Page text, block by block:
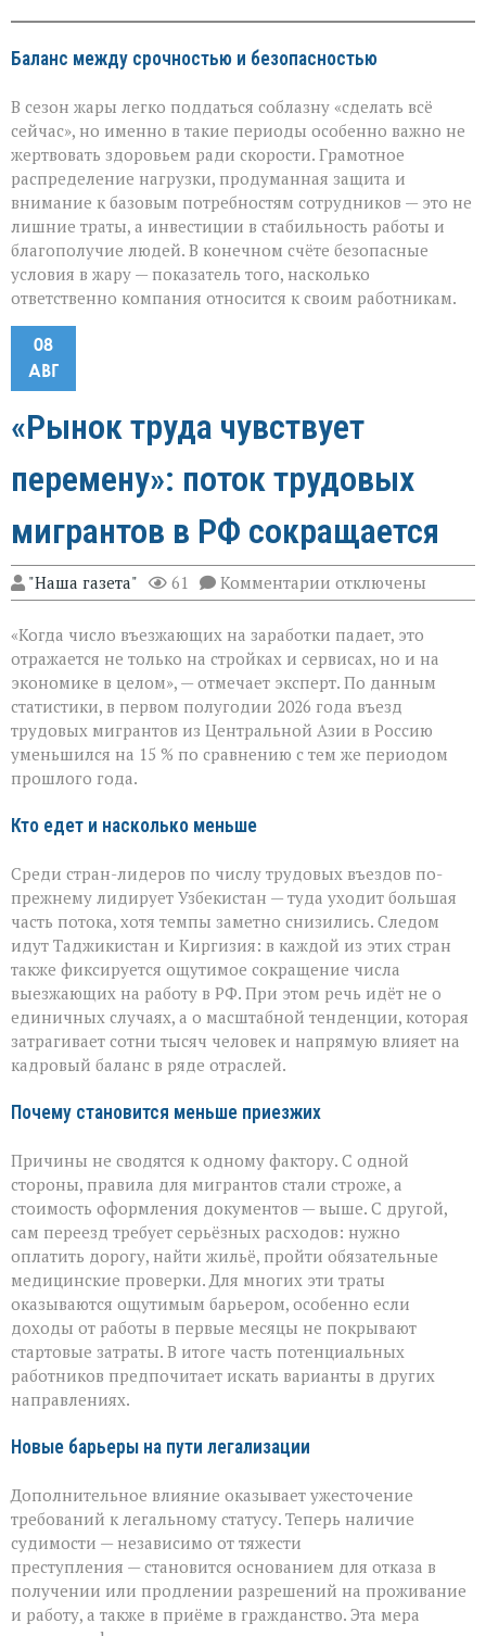
Баланс между срочностью и безопасностью
В сезон жары легко поддаться соблазну «сделать всё
сейчас», но именно в такие периоды особенно важно не
жертвовать здоровьем ради скорости. Грамотное
распределение нагрузки, продуманная защита и
внимание к базовым потребностям сотрудников — это не
лишние траты, а инвестиции в стабильность работы и
благополучие людей. В конечном счёте безопасные
условия в жару — показатель того, насколько
ответственно компания относится к своим работникам.
08
АВГ
«Рынок труда чувствует
перемену»: поток трудовых
мигрантов в РФ сокращается
"Наша газета" 61 Комментарии к
записи
труда
чувствует
перемену»:
поток
трудовых
мигрантов
в
РФ
отключены
«Когда число въезжающих на заработки падает, это
отражается не только на стройках и сервисах, но и на
экономике в целом», — отмечает эксперт. По данным
статистики, в первом полугодии 2026 года въезд
трудовых мигрантов из Центральной Азии в Россию
уменьшился на 15 % по сравнению с тем же периодом
прошлого года.
Кто едет и насколько меньше
Среди стран-лидеров по числу трудовых въездов по-
прежнему лидирует Узбекистан — туда уходит большая
часть потока, хотя темпы заметно снизились. Следом
идут Таджикистан и Киргизия: в каждой из этих стран
также фиксируется ощутимое сокращение числа
выезжающих на работу в РФ. При этом речь идёт не о
единичных случаях, а о масштабной тенденции, которая
затрагивает сотни тысяч человек и напрямую влияет на
кадровый баланс в ряде отраслей.
Почему становится меньше приезжих
Причины не сводятся к одному фактору. С одной
стороны, правила для мигрантов стали строже, а
стоимость оформления документов — выше. С другой,
сам переезд требует серьёзных расходов: нужно
оплатить дорогу, найти жильё, пройти обязательные
медицинские проверки. Для многих эти траты
оказываются ощутимым барьером, особенно если
доходы от работы в первые месяцы не покрывают
стартовые затраты. В итоге часть потенциальных
работников предпочитает искать варианты в других
направлениях.
Новые барьеры на пути легализации
Дополнительное влияние оказывает ужесточение
требований к легальному статусу. Теперь наличие
судимости — независимо от тяжести
преступления — становится основанием для отказа в
получении или продлении разрешений на проживание
и работу, а также в приёме в гражданство. Эта мера